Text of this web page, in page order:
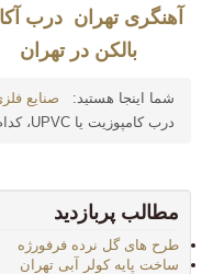
آهنگری تهران درب
بالکن در تهران
شما اینجا هستید: صنایع
درب کامپوزیت یا UPVC، کدام یک برای شما مناسب است؟
مطالب پربازدید
طرح های گل نرده فرفورژه
ساخت پایه کولر آبی تهران